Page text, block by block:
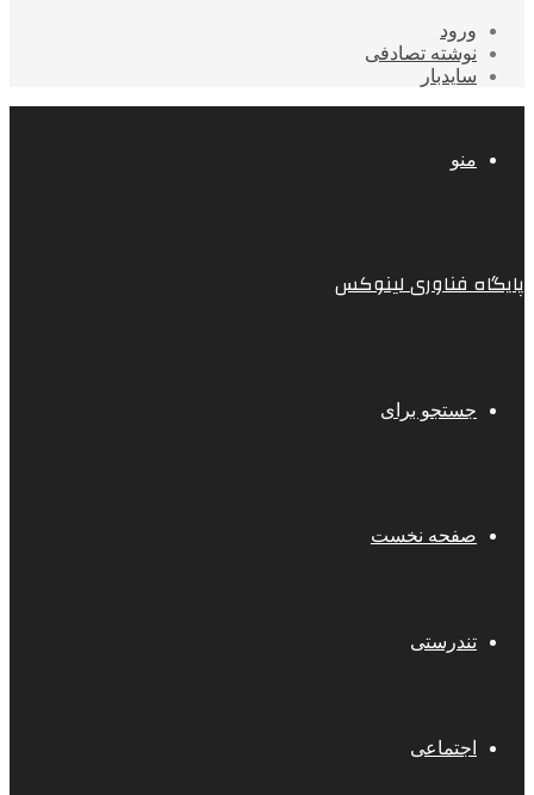
ورود
نوشته تصادفی
سایدبار
منو
پایگاه فناوری لینوکس
جستجو برای
صفحه نخست
تندرستی
اجتماعی